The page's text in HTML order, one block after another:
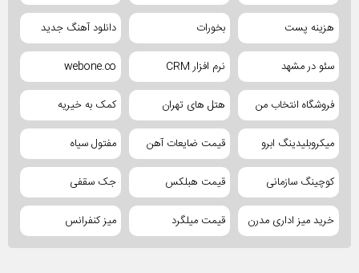
هزینه پست بخورات دانلود آهنگ جدید
سئو در مشهد نرم افزار CRM webone.co
فروشگاه انتخاب من هتل های تهران کمک به خیریه
میکروبلیدینگ ابرو قیمت ضایعات آهن مفتول سیاه
کوچینگ سازمانی قیمت هبلکس جک سقفی
خرید میز اداری مدرن قیمت میلگرد میز کنفرانس